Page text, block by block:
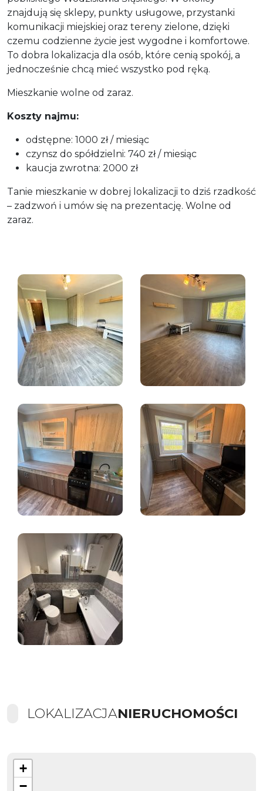
znajdują się sklepy, punkty usługowe, przystanki
komunikacji miejskiej oraz tereny zielone, dzięki
czemu codzienne życie jest wygodne i komfortowe.
To dobra lokalizacja dla osób, które cenią spokój, a
jednocześnie chcą mieć wszystko pod ręką.
Mieszkanie wolne od zaraz.
Koszty najmu:
odstępne: 1000 zł / miesiąc
czynsz do spółdzielni: 740 zł / miesiąc
kaucja zwrotna: 2000 zł
Tanie mieszkanie w dobrej lokalizacji to dziś rzadkość
– zadzwoń i umów się na prezentację. Wolne od
zaraz.
LOKALIZACJANIERUCHOMOŚCI
+
−